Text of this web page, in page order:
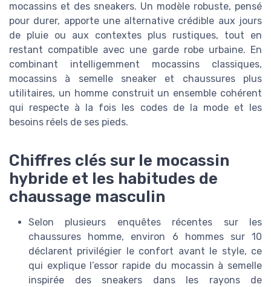
mocassins et des sneakers. Un modèle robuste, pensé
pour durer, apporte une alternative crédible aux jours
de pluie ou aux contextes plus rustiques, tout en
restant compatible avec une garde robe urbaine. En
combinant intelligemment mocassins classiques,
mocassins à semelle sneaker et chaussures plus
utilitaires, un homme construit un ensemble cohérent
qui respecte à la fois les codes de la mode et les
besoins réels de ses pieds.
Chiffres clés sur le mocassin
hybride et les habitudes de
chaussage masculin
Selon plusieurs enquêtes récentes sur les
chaussures homme, environ 6 hommes sur 10
déclarent privilégier le confort avant le style, ce
qui explique l’essor rapide du mocassin à semelle
inspirée des sneakers dans les rayons de